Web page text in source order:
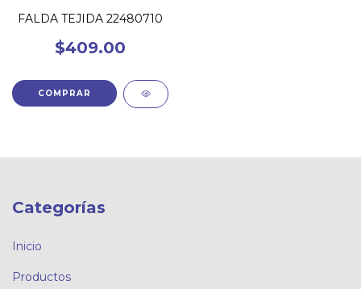
FALDA TEJIDA 22480710
$409.00
COMPRAR
Categorías
Inicio
Productos